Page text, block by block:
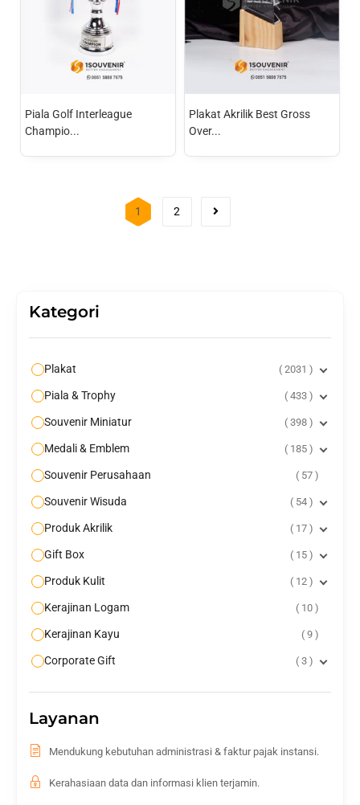
Piala Golf Interleague
Champio...
Plakat Akrilik Best Gross
Over...
1 2
Kategori
Plakat 2031
Piala & Trophy 433
Souvenir Miniatur 398
Medali & Emblem 185
Souvenir Perusahaan 57
Souvenir Wisuda 54
Produk Akrilik 17
Gift Box 15
Produk Kulit 12
Kerajinan Logam 10
Kerajinan Kayu 9
Corporate Gift 3
Layanan
Mendukung kebutuhan administrasi & faktur pajak instansi.
Kerahasiaan data dan informasi klien terjamin.